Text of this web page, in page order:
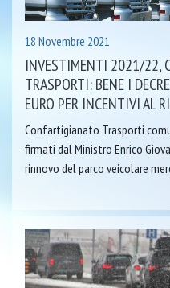
18 Novembre 2021
INVESTIMENTI 2021/22,
TRASPORTI: BENE I
EURO PER INCENTIVI AL
Confartigianato Trasporti
firmati dal Ministro Enrico
rinnovo del parco veicolare